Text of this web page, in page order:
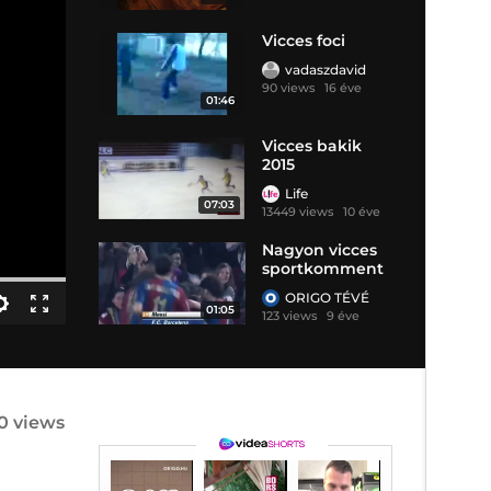
01:46
Vicces foci
vadaszdavid
90 views 16 éve
07:03
Vicces bakik
2015
Life
13449 views 10 éve
01:05
Nagyon vicces
sportkomment
átor
ORIGO TÉVÉ
123 views 9 éve
views